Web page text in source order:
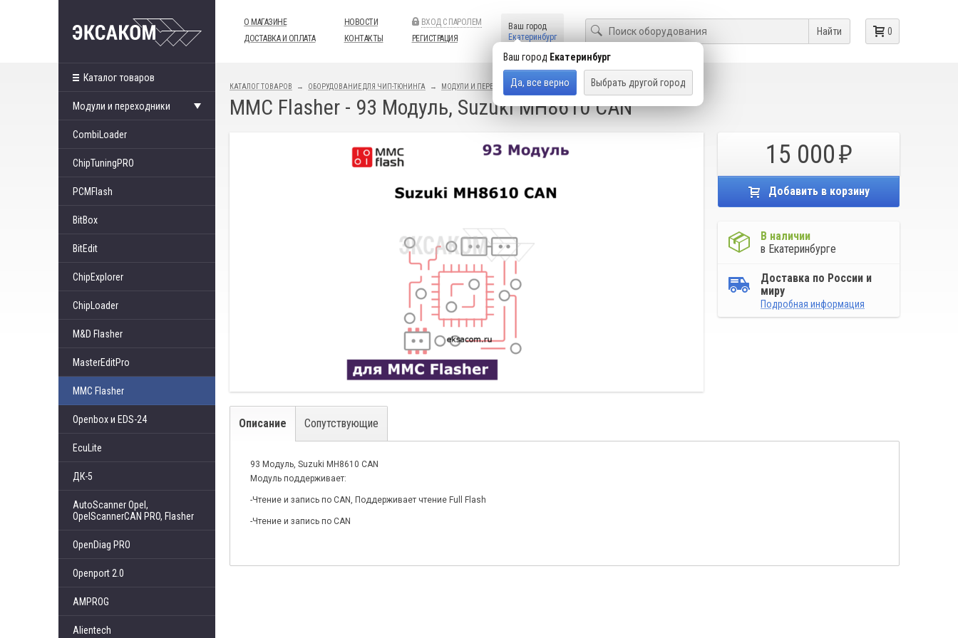
О МАГАЗИНЕ
ДОСТАВКА И ОПЛАТА
НОВОСТИ
КОНТАКТЫ
ВХОД С ПАРОЛЕМ
РЕГИСТРАЦИЯ
Ваш город
Екатеринбург
Ваш город Екатеринбург
Да, все верно Выбрать другой город
Найти 0
Каталог товаров
Модули и переходники
CombiLoader
ChipTuningPRO
PCMFlash
BitBox
BitEdit
ChipExplorer
ChipLoader
M&D Flasher
MasterEditPro
MMC Flasher
Openbox и EDS-24
EcuLite
ДК-5
AutoScanner Opel,
OpelScannerCAN PRO, Flasher
OpenDiag PRO
Openport 2.0
AMPROG
Alientech
КАТАЛОГ ТОВАРОВ ОБОРУДОВАНИЕ ДЛЯ ЧИП-ТЮНИНГА МОДУЛИ И ПЕРЕХОДНИКИ MMC FLASHER
MMC Flasher - 93 Модуль, Suzuki MH8610 CAN
15 000
Добавить в корзину
В наличии
в Екатеринбурге
Доставка по России и
миру
Подробная информация
Описание Сопутствующие
93 Модуль, Suzuki MH8610 CAN
Модуль поддерживает:
-Чтение и запись по CAN, Поддерживает чтение Full Flash
-Чтение и запись по CAN